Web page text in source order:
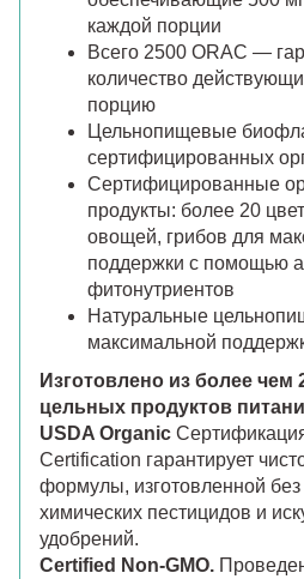
каждой порции
Всего 2500 ORAC —
количество
порцию
Цельнопищевые
сертифицированных
Сертифицированные
продукты: более 20
овощей, грибов для
поддержки с помощью
фитонутриентов
Натуральные
максимальной
Изготовлено из более чем
цельных продуктов
USDA Organic
Certification гарантирует
формулы, изготовленной без
химических пестицидов и
удобрений.
Certified Non-GMO.